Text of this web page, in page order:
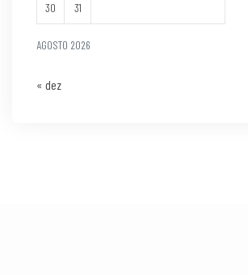
AGOSTO 2026
30 31
« dez